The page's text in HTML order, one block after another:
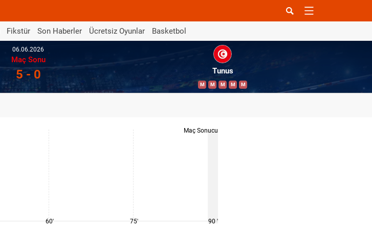
Fikstür Son Haberler Ücretsiz Oyunlar Basketbol
06.06.2026
Maç Sonu
5 - 0 Tunus
M M M M M
60' 75'
Maç Sonucu
90 '